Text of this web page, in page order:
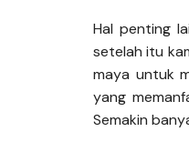
Hal penting
setelah itu
maya untuk
yang
Semakin